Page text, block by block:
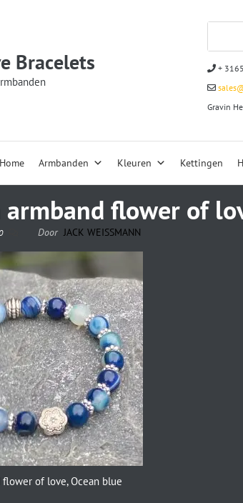
Bracelets
+
Gravin
Home Armbanden Kleuren Kettingen
flower of
Door JACK WEISSMANN
flower of love, Ocean blue